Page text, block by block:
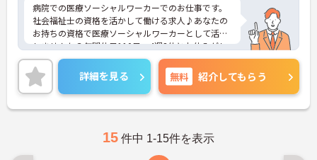
病院での医療ソーシャルワーカーでのお仕事です。
社会福祉士の資格を活かして働ける求人♪あなたの
お持ちの資格で医療ソーシャルワーカーとして活躍
しませんか？年間休日110日、4週8休とお休みがし
っかりとれる環境です！日曜日が固定でお休みなの
で予定も立てやすい♪ご興味のある方には、面接対
策ポイントなどさらに詳細をお話いたしますので、
お気軽にご相談ください。
詳細を見る 無料 紹介してもらう
15 件中 1-15件を表示